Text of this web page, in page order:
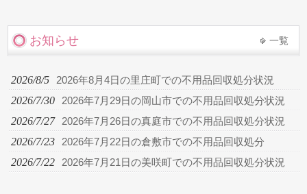
お知らせ 一覧
2026/8/5 2026年8月4日の里庄町での不用品回収処分状況
2026/7/30 2026年7月29日の岡山市での不用品回収処分状況
2026/7/27 2026年7月26日の真庭市での不用品回収処分状況
2026/7/23 2026年7月22日の倉敷市での不用品回収処分
2026/7/22 2026年7月21日の美咲町での不用品回収処分状況